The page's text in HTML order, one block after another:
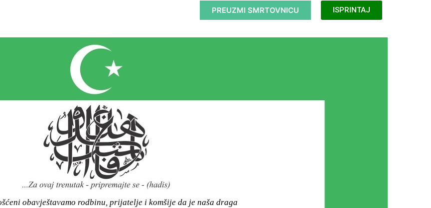
PREUZMI SMRTOVNICU ISPRINTAJ
obavještavamo rodbinu, prijatelje i komšije da je naša draga